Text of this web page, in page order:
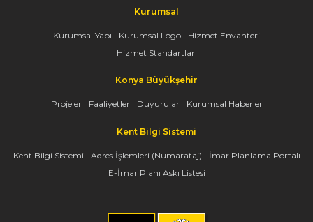
Kurumsal
Kurumsal Yapı Kurumsal Logo
Hizmet Envanteri
Hizmet Standartları
Konya Büyükşehir
Projeler Faaliyetler Duyurular Kurumsal Haberler
Kent Bilgi Sistemi
Kent Bilgi Sistemi Adres İşlemleri (Numarataj)
İmar Planlama Portalı
E-İmar Planı Askı Listesi